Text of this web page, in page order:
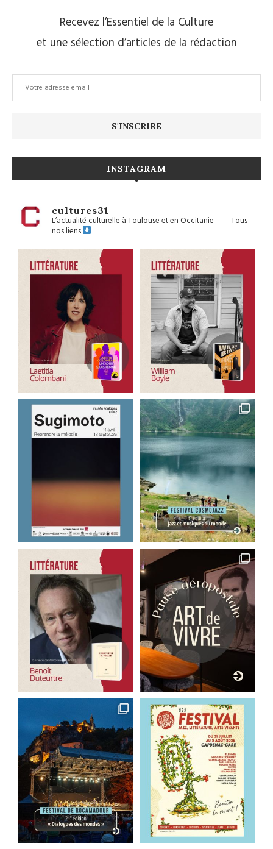
Recevez l’Essentiel de la Culture
et une sélection d’articles de la rédaction
INSTAGRAM
cultures31
L’actualité culturelle à Toulouse et en Occitanie——Tous
nos liens